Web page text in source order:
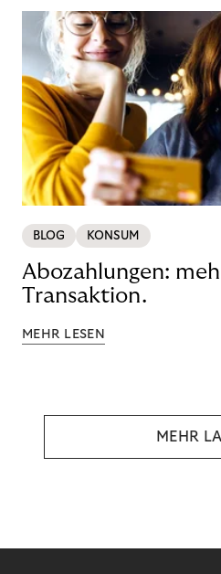
BLOG KONSUM
Abozahlungen:
Transaktion.
MEHR LESEN
MEHR